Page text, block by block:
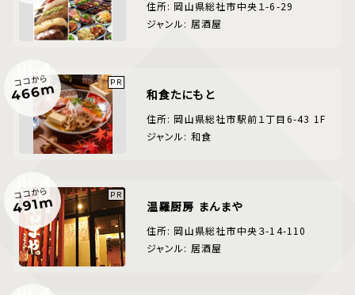
住所: 岡山県総社市中央１-6-29
ジャンル: 居酒屋
ココから
466m 和食たにもと
住所: 岡山県総社市駅前１丁目6-43 1F
ジャンル: 和食
ココから
491m 温羅厨房 まんまや
住所: 岡山県総社市中央３-14-110
ジャンル: 居酒屋